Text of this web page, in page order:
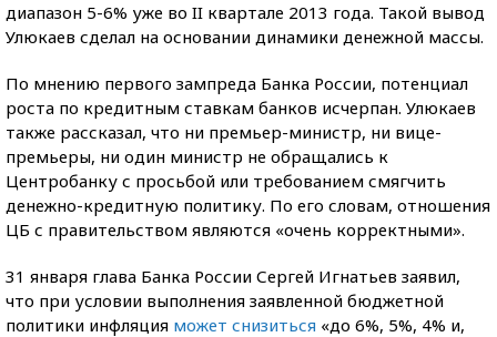
диапазон 5-6% уже во II квартале 2013 года. Такой вывод
Улюкаев сделал на основании динамики денежной массы.
По мнению первого зампреда Банка России, потенциал
роста по кредитным ставкам банков исчерпан. Улюкаев
также рассказал, что ни премьер-министр, ни вице-
премьеры, ни один министр не обращались к
Центробанку с просьбой или требованием смягчить
денежно-кредитную политику. По его словам, отношения
ЦБ с правительством являются «очень корректными».
31 января глава Банка России Сергей Игнатьев заявил,
что при условии выполнения заявленной бюджетной
политики инфляция может снизиться «до 6%, 5%, 4% и,